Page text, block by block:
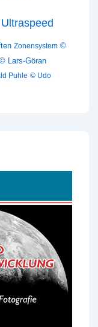
Zonensystem ©
© Lars-Göran
Puhle © Udo